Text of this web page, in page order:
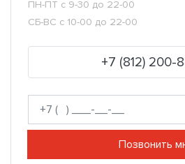
ПН-ПТ с 9-30 до 22-00
СБ-ВС с 10-00 до 22-00
+7 (812) 200-
Позвонить